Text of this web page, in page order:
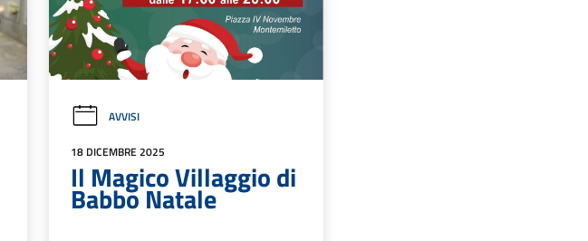
AVVISI
18 DICEMBRE 2025
Il Magico Villaggio di
Babbo Natale